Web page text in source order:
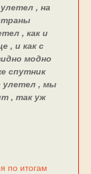
, на
, как и
, и как с
модно
спутник
улетел , мы
, так уж
по итогам